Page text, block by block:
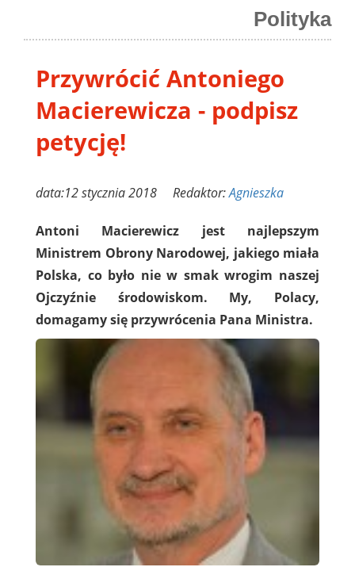
Polityka
Przywrócić Antoniego
Macierewicza - podpisz
petycję!
data:12 stycznia 2018 Redaktor:Agnieszka
Antoni Macierewicz jest najlepszym
Ministrem Obrony Narodowej, jakiego miała
Polska, co było nie w smak wrogim naszej
Ojczyźnie środowiskom. My, Polacy,
domagamy się przywrócenia Pana Ministra.